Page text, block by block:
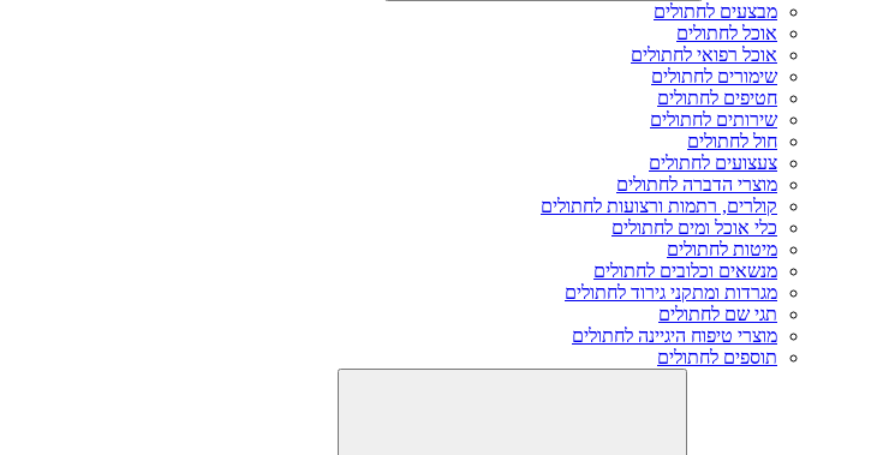
מבצעים לחתולים
אוכל לחתולים
אוכל רפואי לחתולים
שימורים לחתולים
חטיפים לחתולים
שירותים לחתולים
חול לחתולים
צעצועים לחתולים
מוצרי הדברה לחתולים
קולרים, רתמות ורצועות לחתולים
כלי אוכל ומים לחתולים
מיטות לחתולים
מנשאים וכלובים לחתולים
מגרדות ומתקני גירוד לחתולים
תגי שם לחתולים
מוצרי טיפוח היגיינה לחתולים
תוספים לחתולים